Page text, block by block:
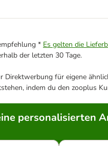
* Es gelten die
der letzten 30 Tage.
für eigene
indem du den zooplus
personalisierten